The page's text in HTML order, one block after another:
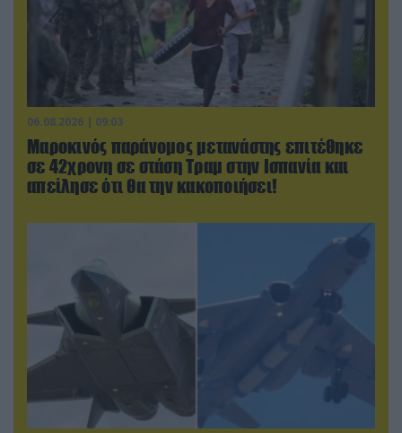
06.08.2026 | 09:03
Μαροκινός παράνομος μετανάστης επιτέθηκε
σε 42χρονη σε στάση Τραμ στην Ισπανία και
απείλησε ότι θα την κακοποιήσει!